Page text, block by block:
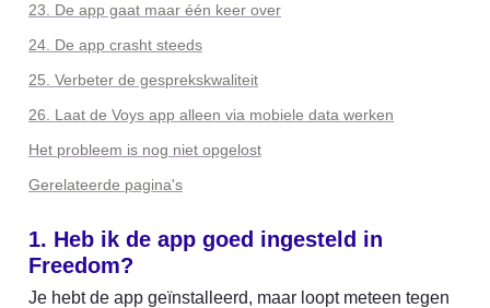
23. De app gaat maar één keer over
24. De app crasht steeds
25. Verbeter de gesprekskwaliteit
26. Laat de Voys app alleen via mobiele data werken
Het probleem is nog niet opgelost
Gerelateerde pagina's
1. Heb ik de app goed ingesteld in
Freedom?
Je hebt de app geïnstalleerd, maar loopt meteen tegen